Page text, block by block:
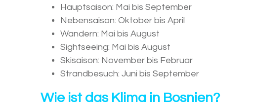
Hauptsaison: Mai bis September
Nebensaison: Oktober bis April
Wandern: Mai bis August
Sightseeing: Mai bis August
Skisaison: November bis Februar
Strandbesuch: Juni bis September
Wie ist das Klima in Bosnien?